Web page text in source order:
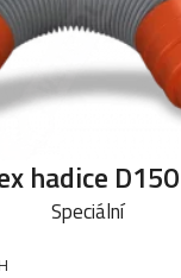
hadice D150
Speciální